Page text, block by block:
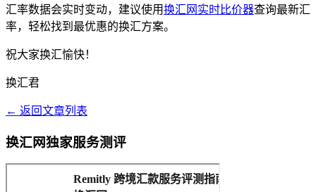
汇率数据会实时变动，建议使用换汇网实时比价器查询最新汇
率，轻松找到最优惠的换汇方案。
祝大家换汇愉快！
换汇君
← 返回文章列表
换汇网独家服务测评